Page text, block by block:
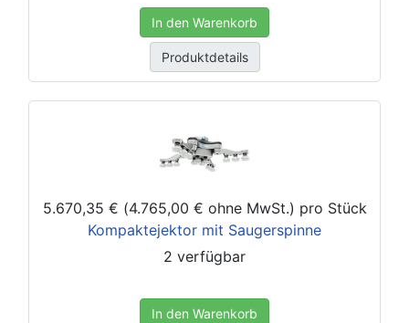
In den Warenkorb
Produktdetails
5.670,35 € (4.765,00 € ohne MwSt.) pro Stück
Kompaktejektor mit Saugerspinne
2 verfügbar
In den Warenkorb